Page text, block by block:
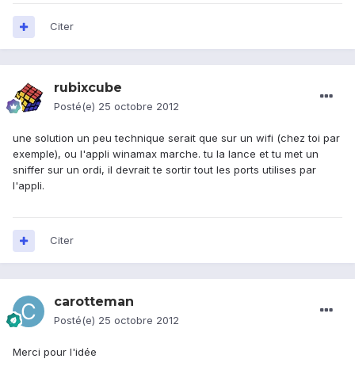
Citer
rubixcube
Posté(e) 25 octobre 2012
une solution un peu technique serait que sur un wifi (chez toi par
exemple), ou l'appli winamax marche. tu la lance et tu met un
sniffer sur un ordi, il devrait te sortir tout les ports utilises par
l'appli.
Citer
carotteman
Posté(e) 25 octobre 2012
Merci pour l'idée